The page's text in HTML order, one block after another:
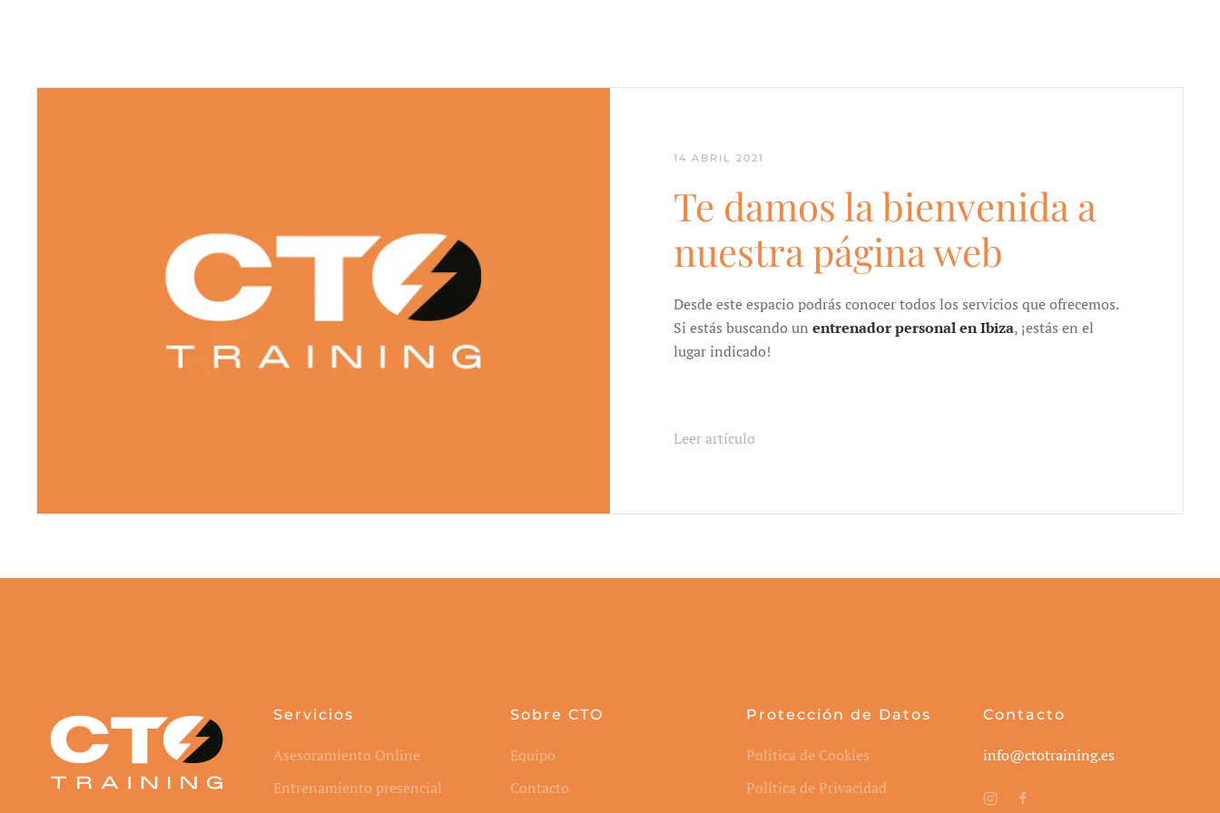
14 ABRIL 2021
Te damos la bienvenida a
nuestra página web
Desde este espacio podrás conocer todos los servicios que ofrecemos.
Si estás buscando un entrenador personal en Ibiza, ¡estás en el
lugar indicado!
Leer artículo
Servicios
Asesoramiento Online
Entrenamiento presencial
Sobre CTO
Equipo
Contacto
Protección de Datos
Politica de Cookies
Política de Privacidad
Contacto
info@ctotraining.es